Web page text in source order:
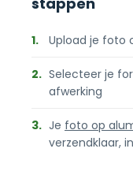
1. Upload je foto
2. Selecteer je
afwerking
3. Je foto op
verzendklaar,